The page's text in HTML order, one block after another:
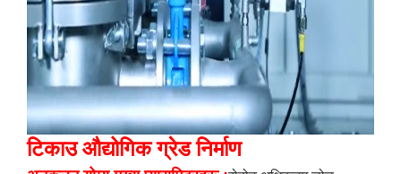
टिकाउ औद्योगिक ग्रेड निर्माण